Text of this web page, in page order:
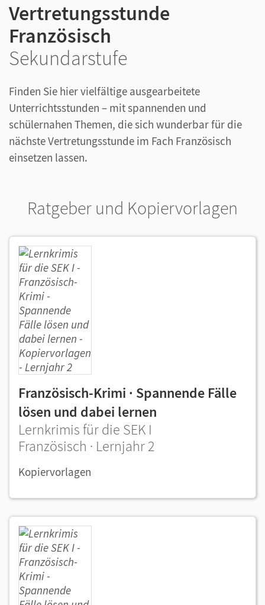
Vertretungsstunde
Französisch
Sekundarstufe
Finden Sie hier vielfältige ausgearbeitete
Unterrichtsstunden – mit spannenden und
schülernahen Themen, die sich wunderbar für die
nächste Vertretungsstunde im Fach Französisch
einsetzen lassen.
Ratgeber und Kopiervorlagen
Französisch-Krimi · Spannende Fälle
lösen und dabei lernen
Lernkrimis für die SEK I
Französisch · Lernjahr 2
Kopiervorlagen